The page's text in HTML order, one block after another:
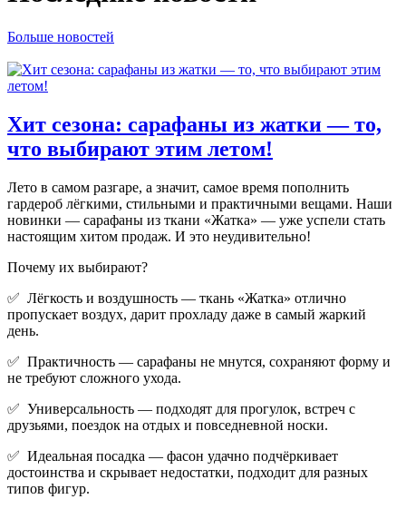
Больше новостей
Хит сезона: сарафаны из жатки — то,
что выбирают этим летом!
Лето в самом разгаре, а значит, самое время пополнить
гардероб лёгкими, стильными и практичными вещами. Наши
новинки — сарафаны из ткани «Жатка» — уже успели стать
настоящим хитом продаж. И это неудивительно!
Почему их выбирают?
✅ Лёгкость и воздушность — ткань «Жатка» отлично
пропускает воздух, дарит прохладу даже в самый жаркий
день.
✅ Практичность — сарафаны не мнутся, сохраняют форму и
не требуют сложного ухода.
✅ Универсальность — подходят для прогулок, встреч с
друзьями, поездок на отдых и повседневной носки.
✅ Идеальная посадка — фасон удачно подчёркивает
достоинства и скрывает недостатки, подходит для разных
типов фигур.